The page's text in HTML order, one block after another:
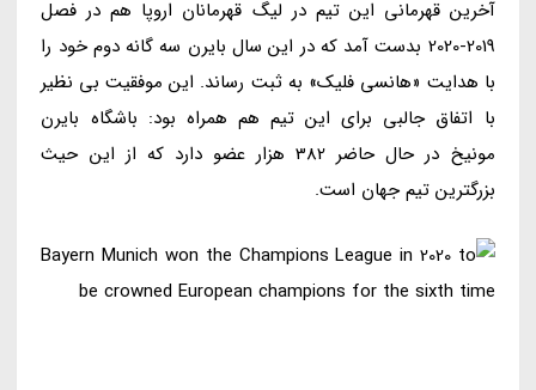
آخرین قهرمانی این تیم در لیگ قهرمانان اروپا هم در فصل
2019-2020 بدست آمد که در این سال بایرن سه گانه دوم خود را
با هدایت «هانسی فلیک» به ثبت رساند. این موفقیت بی نظیر
با اتفاق جالبی برای این تیم هم همراه بود: باشگاه بایرن
مونیخ در حال حاضر 382 هزار عضو دارد که از این حیث
بزرگترین تیم جهان است.